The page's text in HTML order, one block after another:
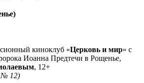
киноклуб «Церковь и мир» с
Иоанна Предтечи в Рощенье,
, 12+
№ 12)